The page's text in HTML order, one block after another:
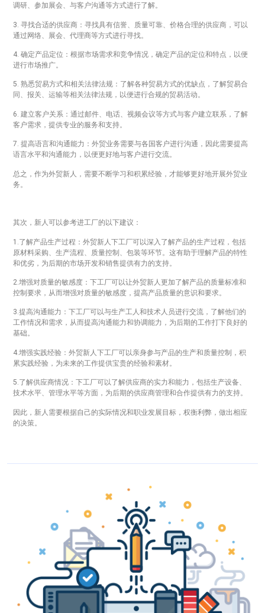
调研、参加展会、与客户沟通等方式进行了解。
3. 寻找合适的供应商：寻找具有信誉、质量可靠、价格合理的供应商，可以
通过网络、展会、代理商等方式进行寻找。
4. 确定产品定位：根据市场需求和竞争情况，确定产品的定位和特点，以便
进行市场推广。
5. 熟悉贸易方式和相关法律法规：了解各种贸易方式的优缺点，了解贸易合
同、报关、运输等相关法律法规，以便进行合规的贸易活动。
6. 建立客户关系：通过邮件、电话、视频会议等方式与客户建立联系，了解
客户需求，提供专业的服务和支持。
7. 提高语言和沟通能力：外贸业务需要与各国客户进行沟通，因此需要提高
语言水平和沟通能力，以便更好地与客户进行交流。
总之，作为外贸新人，需要不断学习和积累经验，才能够更好地开展外贸业
务。
其次，新人可以参考进工厂的以下建议：
1.了解产品生产过程：外贸新人下工厂可以深入了解产品的生产过程，包括
原材料采购、生产流程、质量控制、包装等环节。这有助于理解产品的特性
和优劣，为后期的市场开发和销售提供有力的支持。
2.增强对质量的敏感度：下工厂可以让外贸新人更加了解产品的质量标准和
控制要求，从而增强对质量的敏感度，提高产品质量的意识和要求。
3.提高沟通能力：下工厂可以与生产工人和技术人员进行交流，了解他们的
工作情况和需求，从而提高沟通能力和协调能力，为后期的工作打下良好的
基础。
4.增强实践经验：外贸新人下工厂可以亲身参与产品的生产和质量控制，积
累实践经验，为未来的工作提供宝贵的经验和素材。
5.了解供应商情况：下工厂可以了解供应商的实力和能力，包括生产设备、
技术水平、管理水平等方面，为后期的供应商管理和合作提供有力的支持。
因此，新人需要根据自己的实际情况和职业发展目标，权衡利弊，做出相应
的决策。